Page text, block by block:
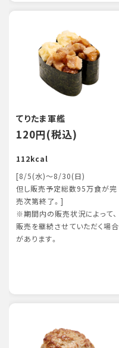
てりたま軍艦
120円(税込)
112kcal
[8/5(水)～8/30(日)
但し販売予定総数95万食が完
売次第終了。]
※期間内の販売状況によって、
販売を継続させていただく場合
があります。